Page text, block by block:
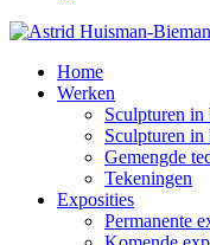
Home
Werken
Sculpturen in
Sculpturen in
Gemengde
Tekeningen
Exposities
Permanente